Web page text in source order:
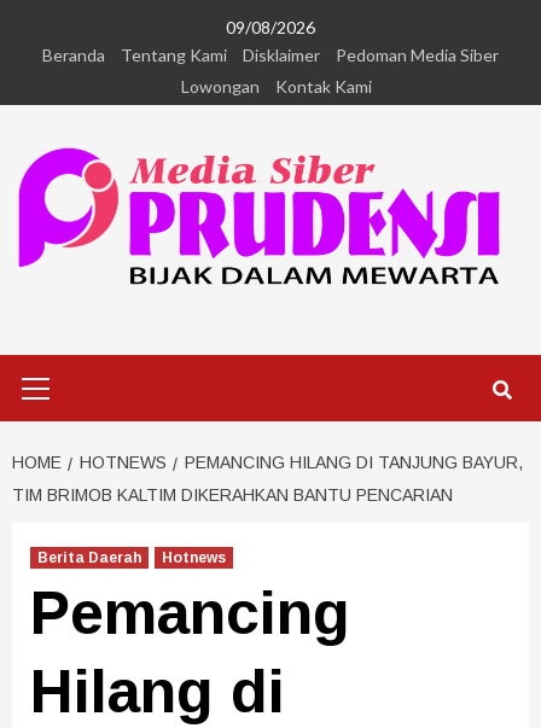
09/08/2026
Beranda
Tentang Kami Disklaimer
Pedoman Media Siber
Lowongan
Kontak Kami
HOME HOTNEWS
PEMANCING HILANG DI TANJUNG BAYUR,
TIM BRIMOB KALTIM DIKERAHKAN BANTU PENCARIAN
Berita Daerah Hotnews
Pemancing
Hilang di